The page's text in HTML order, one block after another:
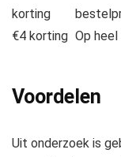
korting
€4 korting Op
Voordelen
Uit onderzoek is